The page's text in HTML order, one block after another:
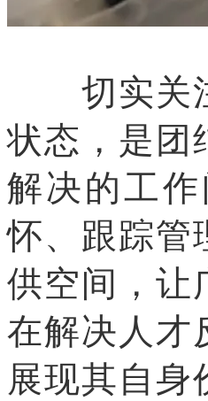
切实关注
状态，是团
解决的工
怀、跟踪管
供空间，让
在解决人才
展现其自身